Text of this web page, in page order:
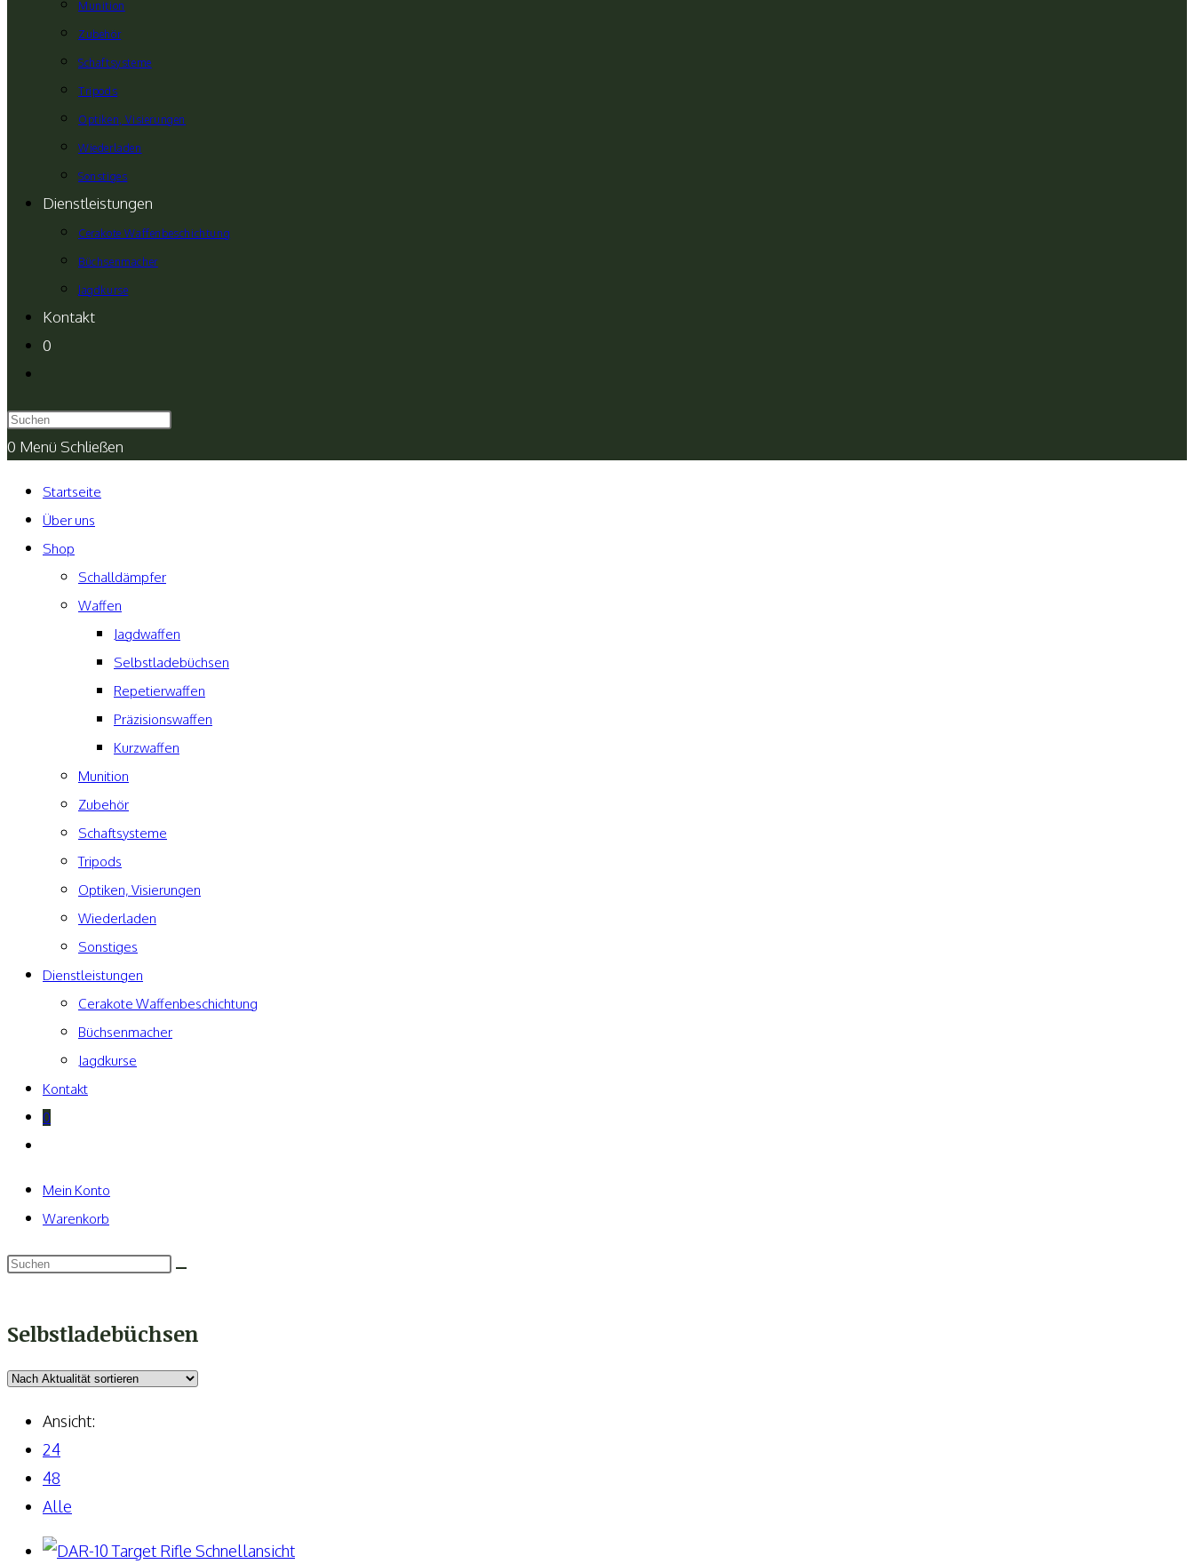
Munition
Zubehör
Schaftsysteme
Tripods
Optiken, Visierungen
Wiederladen
Sonstiges
Dienstleistungen
Cerakote Waffenbeschichtung
Büchsenmacher
Jagdkurse
Kontakt
0
umschalten
0 Menü Schließen
Startseite
Über uns
Shop
Schalldämpfer
Waffen
Jagdwaffen
Selbstladebüchsen
Repetierwaffen
Präzisionswaffen
Kurzwaffen
Munition
Zubehör
Schaftsysteme
Tripods
Optiken, Visierungen
Wiederladen
Sonstiges
Dienstleistungen
Cerakote Waffenbeschichtung
Büchsenmacher
Jagdkurse
Kontakt
0
umschalten
Mein Konto
Warenkorb
Selbstladebüchsen
Ansicht:
24
48
Alle
Schnellansicht